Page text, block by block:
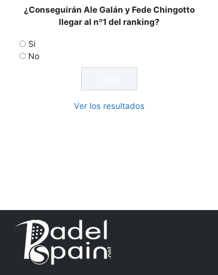
¿Conseguirán Ale Galán y Fede Chingotto
llegar al nº1 del ranking?
Si
No
Ver los resultados